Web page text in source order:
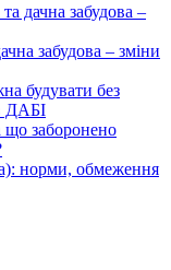
дачна забудова –
забудова – зміни
будувати без
ДАБІ
заборонено
норми, обмеження